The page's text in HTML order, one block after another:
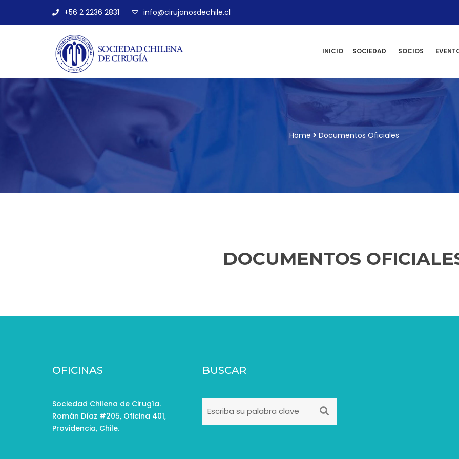
+56 2 2236 2831 info@cirujanosdechile.cl
INICIO SOCIEDAD SOCIOS
Home Documentos Oficiales
DOCUMENTOS
OFICINAS
Sociedad Chilena de Cirugía.
Román Díaz #205, Oficina 401,
Providencia, Chile.
BUSCAR